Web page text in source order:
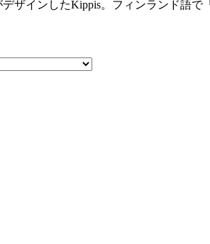
ザインしたKippis。フィンランド語